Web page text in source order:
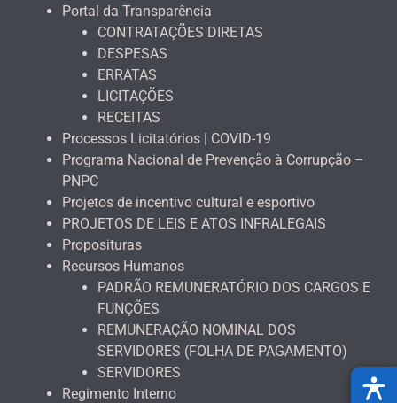
Portal da Transparência
CONTRATAÇÕES DIRETAS
DESPESAS
ERRATAS
LICITAÇÕES
RECEITAS
Processos Licitatórios | COVID-19
Programa Nacional de Prevenção à Corrupção –
PNPC
Projetos de incentivo cultural e esportivo
PROJETOS DE LEIS E ATOS INFRALEGAIS
Proposituras
Recursos Humanos
PADRÃO REMUNERATÓRIO DOS CARGOS E
FUNÇÕES
REMUNERAÇÃO NOMINAL DOS
SERVIDORES (FOLHA DE PAGAMENTO)
SERVIDORES
Regimento Interno